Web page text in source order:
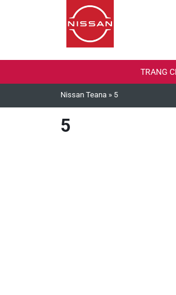
TRANG
Nissan Teana » 5
5